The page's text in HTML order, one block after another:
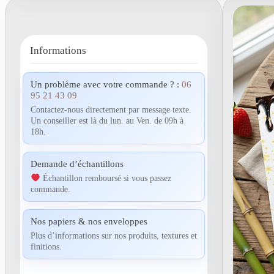
Informations
Un problème avec votre commande ? : 06
95 21 43 09
Contactez-nous directement par message texte.
Un conseiller est là du lun. au Ven. de 09h à
18h.
Demande d’échantillons
Échantillon remboursé si vous passez
commande.
Nos papiers & nos enveloppes
Plus d’informations sur nos produits, textures et
finitions.